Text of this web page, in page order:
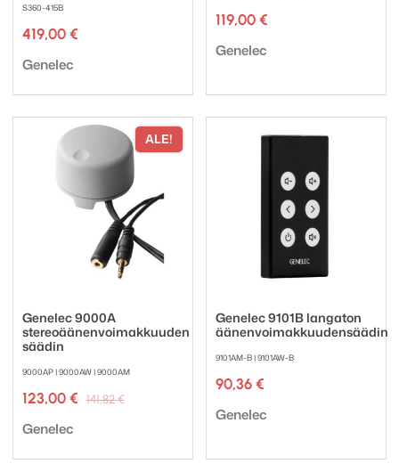
S360-415B
419,00 €
Tuotemerkki:
Genelec
119,00 €
Tuotemerkki:
Genelec
ALE!
Genelec 9000A
stereoäänenvoimakkuuden
säädin
9000AP | 9000AW | 9000AM
141,82€Alkuperäinen
123,00 €
Nykyinen
Tuotemerkki:
Genelec
Genelec 9101B langaton
äänenvoimakkuudensäädin
9101AM-B | 9101AW-B
90,36 €
Tuotemerkki:
Genelec